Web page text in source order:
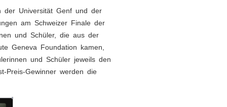
der Universität Genf und der
am Schweizer Finale der
und Schüler, die aus der
Geneva Foundation kamen,
und Schüler jeweils den
Preis-Gewinner werden die